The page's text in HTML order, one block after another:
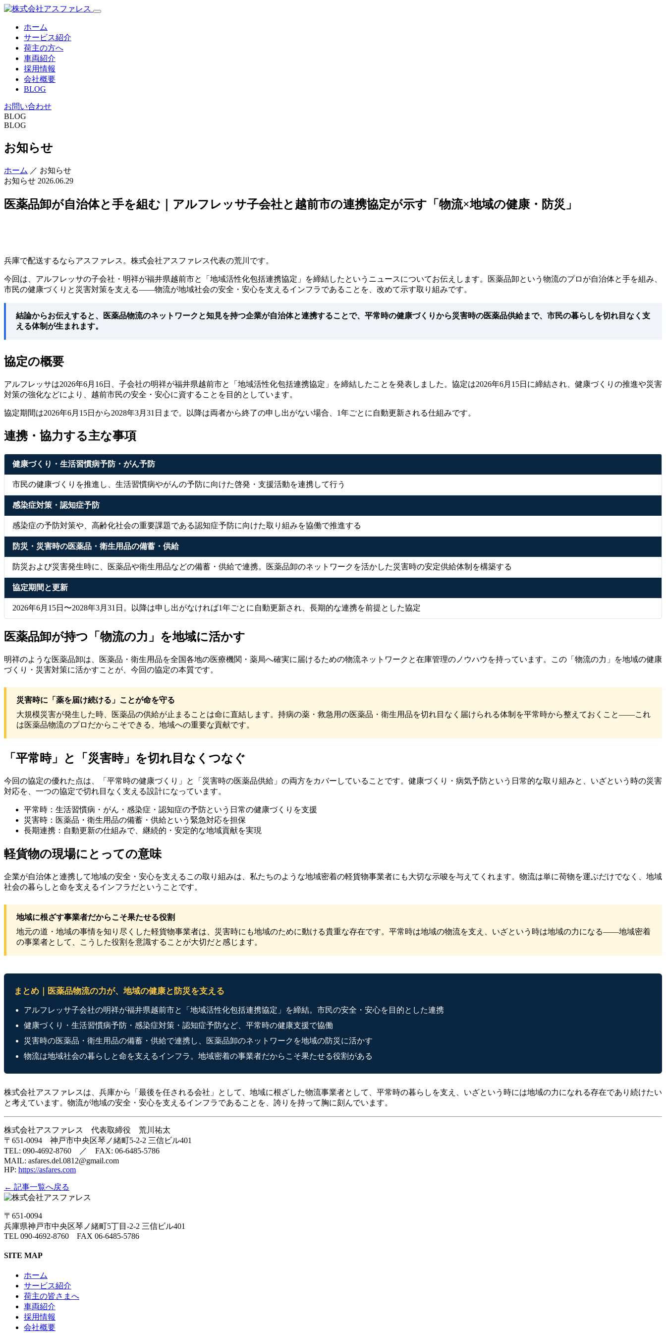
ホーム
サービス紹介
荷主の方へ
車両紹介
採用情報
会社概要
BLOG
お問い合わせ
BLOG
BLOG
お知らせ
ホーム ／ お知らせ
お知らせ 2026.06.29
医薬品卸が自治体と手を組む｜アルフレッサ子会社と越前市の連携協定が示す「物流×地域の健康・防災」
兵庫で配送するならアスファレス。株式会社アスファレス代表の荒川です。
今回は、アルフレッサの子会社・明祥が福井県越前市と「地域活性化包括連携協定」を締結したというニュースについてお伝えします。医薬品卸という物流のプロが自治体と手を組み、
市民の健康づくりと災害対策を支える——物流が地域社会の安全・安心を支えるインフラであることを、改めて示す取り組みです。
結論からお伝えすると、医薬品物流のネットワークと知見を持つ企業が自治体と連携することで、平常時の健康づくりから災害時の医薬品供給まで、市民の暮らしを切れ目なく支
える体制が生まれます。
協定の概要
アルフレッサは2026年6月16日、子会社の明祥が福井県越前市と「地域活性化包括連携協定」を締結したことを発表しました。協定は2026年6月15日に締結され、健康づくりの推進や災害
対策の強化などにより、越前市民の安全・安心に資することを目的としています。
協定期間は2026年6月15日から2028年3月31日まで。以降は両者から終了の申し出がない場合、1年ごとに自動更新される仕組みです。
連携・協力する主な事項
健康づくり・生活習慣病予防・がん予防
市民の健康づくりを推進し、生活習慣病やがんの予防に向けた啓発・支援活動を連携して行う
感染症対策・認知症予防
感染症の予防対策や、高齢化社会の重要課題である認知症予防に向けた取り組みを協働で推進する
防災・災害時の医薬品・衛生用品の備蓄・供給
防災および災害発生時に、医薬品や衛生用品などの備蓄・供給で連携。医薬品卸のネットワークを活かした災害時の安定供給体制を構築する
協定期間と更新
2026年6月15日〜2028年3月31日。以降は申し出がなければ1年ごとに自動更新され、長期的な連携を前提とした協定
医薬品卸が持つ「物流の力」を地域に活かす
明祥のような医薬品卸は、医薬品・衛生用品を全国各地の医療機関・薬局へ確実に届けるための物流ネットワークと在庫管理のノウハウを持っています。この「物流の力」を地域の健康
づくり・災害対策に活かすことが、今回の協定の本質です。
災害時に「薬を届け続ける」ことが命を守る
大規模災害が発生した時、医薬品の供給が止まることは命に直結します。持病の薬・救急用の医薬品・衛生用品を切れ目なく届けられる体制を平常時から整えておくこと——これ
は医薬品物流のプロだからこそできる、地域への重要な貢献です。
「平常時」と「災害時」を切れ目なくつなぐ
今回の協定の優れた点は、「平常時の健康づくり」と「災害時の医薬品供給」の両方をカバーしていることです。健康づくり・病気予防という日常的な取り組みと、いざという時の災害
対応を、一つの協定で切れ目なく支える設計になっています。
平常時：生活習慣病・がん・感染症・認知症の予防という日常の健康づくりを支援
災害時：医薬品・衛生用品の備蓄・供給という緊急対応を担保
長期連携：自動更新の仕組みで、継続的・安定的な地域貢献を実現
軽貨物の現場にとっての意味
企業が自治体と連携して地域の安全・安心を支えるこの取り組みは、私たちのような地域密着の軽貨物事業者にも大切な示唆を与えてくれます。物流は単に荷物を運ぶだけでなく、地域
社会の暮らしと命を支えるインフラだということです。
地域に根ざす事業者だからこそ果たせる役割
地元の道・地域の事情を知り尽くした軽貨物事業者は、災害時にも地域のために動ける貴重な存在です。平常時は地域の物流を支え、いざという時は地域の力になる——地域密着
の事業者として、こうした役割を意識することが大切だと感じます。
まとめ｜医薬品物流の力が、地域の健康と防災を支える
アルフレッサ子会社の明祥が福井県越前市と「地域活性化包括連携協定」を締結。市民の安全・安心を目的とした連携
健康づくり・生活習慣病予防・感染症対策・認知症予防など、平常時の健康支援で協働
災害時の医薬品・衛生用品の備蓄・供給で連携し、医薬品卸のネットワークを地域の防災に活かす
物流は地域社会の暮らしと命を支えるインフラ。地域密着の事業者だからこそ果たせる役割がある
株式会社アスファレスは、兵庫から「最後を任される会社」として、地域に根ざした物流事業者として、平常時の暮らしを支え、いざという時には地域の力になれる存在であり続けたい
と考えています。物流が地域の安全・安心を支えるインフラであることを、誇りを持って胸に刻んでいます。
株式会社アスファレス 代表取締役 荒川祐太
〒651-0094 神戸市中央区琴ノ緒町5-2-2 三信ビル401
TEL: 090-4692-8760 ／ FAX: 06-6485-5786
MAIL: asfares.del.0812@gmail.com
HP: https://asfares.com
← 記事一覧へ戻る
〒651-0094
兵庫県神戸市中央区琴ノ緒町5丁目-2-2 三信ビル401
TEL 090-4692-8760 FAX 06-6485-5786
SITE MAP
ホーム
サービス紹介
荷主の皆さまへ
車両紹介
採用情報
会社概要